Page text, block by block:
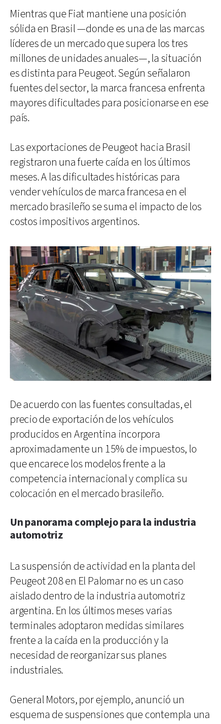
Mientras que Fiat mantiene una posición
sólida en Brasil —donde es una de las marcas
líderes de un mercado que supera los tres
millones de unidades anuales—, la situación
es distinta para Peugeot. Según señalaron
fuentes del sector, la marca francesa enfrenta
mayores dificultades para posicionarse en ese
país.
Las exportaciones de Peugeot hacia Brasil
registraron una fuerte caída en los últimos
meses. A las dificultades históricas para
vender vehículos de marca francesa en el
mercado brasileño se suma el impacto de los
costos impositivos argentinos.
De acuerdo con las fuentes consultadas, el
precio de exportación de los vehículos
producidos en Argentina incorpora
aproximadamente un 15% de impuestos, lo
que encarece los modelos frente a la
competencia internacional y complica su
colocación en el mercado brasileño.
Un panorama complejo para la industria
automotriz
La suspensión de actividad en la planta del
Peugeot 208 en El Palomar no es un caso
aislado dentro de la industria automotriz
argentina. En los últimos meses varias
terminales adoptaron medidas similares
frente a la caída en la producción y la
necesidad de reorganizar sus planes
industriales.
General Motors, por ejemplo, anunció un
esquema de suspensiones que contempla una